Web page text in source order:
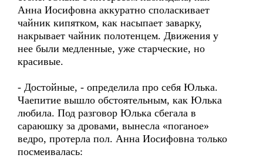
Анна Иосифовна аккуратно споласкивает
чайник кипятком, как насыпает заварку,
накрывает чайник полотенцем. Движения у
нее были медленные, уже старческие, но
красивые.
- Достойные, - определила про себя Юлька.
Чаепитие вышло обстоятельным, как Юлька
любила. Под разговор Юлька сбегала в
сараюшку за дровами, вынесла «поганое»
ведро, протерла пол. Анна Иосифовна только
посмеивалась: